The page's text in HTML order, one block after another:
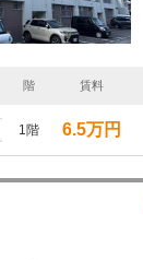
階 賃料
1階 6.5万円